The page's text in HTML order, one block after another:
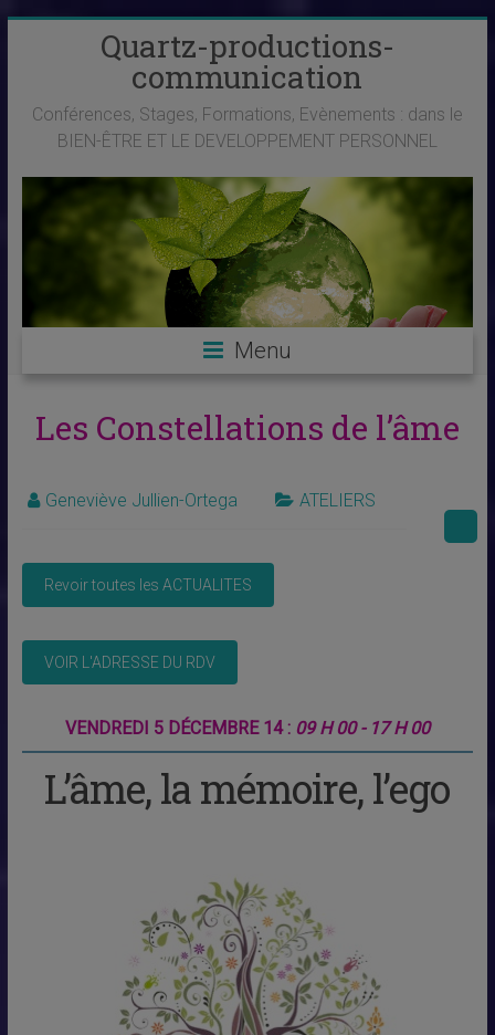
Quartz-productions-
communication
Conférences, Stages, Formations, Evènements : dans le
BIEN-ÊTRE ET LE DEVELOPPEMENT PERSONNEL
Menu
Les Constellations de l’âme
Geneviève Jullien-Ortega ATELIERS
VENDREDI 5 DÉCEMBRE 14 : 09 H 00 - 17 H 00
L’âme, la mémoire, l’ego